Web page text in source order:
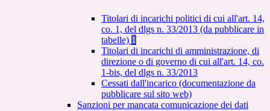
Titolari di incarichi politici di cui all'art. 14,
co. 1, del dlgs n. 33/2013 (da pubblicare in
tabelle) 1
Titolari di incarichi di amministrazione, di
direzione o di governo di cui all'art. 14, co.
1-bis, del dlgs n. 33/2013
Cessati dall'incarico (documentazione da
pubblicare sul sito web)
Sanzioni per mancata comunicazione dei dati